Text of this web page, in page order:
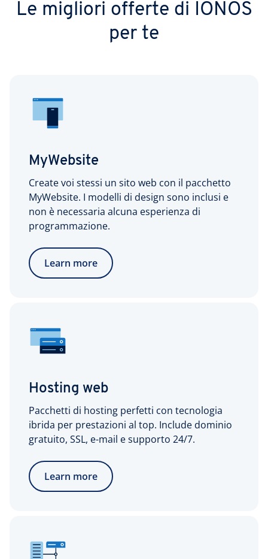
Le migliori offerte di IONOS
per te
MyWebsite
Create voi stessi un sito web con il pacchetto
MyWebsite. I modelli di design sono inclusi e
non è necessaria alcuna esperienza di
programmazione.
Learn more
Hosting web
Pacchetti di hosting perfetti con tecnologia
ibrida per prestazioni al top. Include dominio
gratuito, SSL, e-mail e supporto 24/7.
Learn more